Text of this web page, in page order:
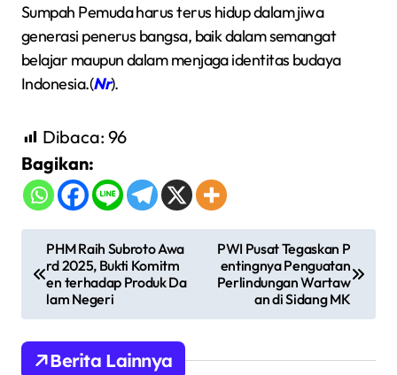
Sumpah Pemuda harus terus hidup dalam jiwa
generasi penerus bangsa, baik dalam semangat
belajar maupun dalam menjaga identitas budaya
Indonesia.(Nr).
Dibaca: 96
Bagikan:
a
PHM Raih Subroto Awa
rd 2025, Bukti Komitm
en terhadap Produk Da
lam Negeri
PWI Pusat Tegaskan P
entingnya Penguatan
Perlindungan Wartaw
an di Sidang MK
Berita Lainnya